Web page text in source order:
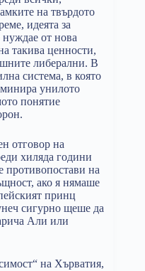
на твърдото
идеята за
от нова
такива ценности,
либерални. В
система, в която
унилото
понятие
отговор на
хиляда години
противопостави на
ако я нямаше
принц
сигурно щеше да
Али или
на Хърватия,